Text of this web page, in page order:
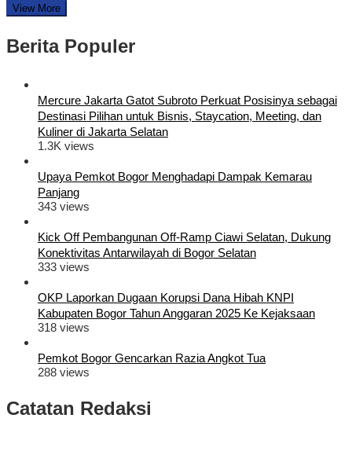
View More
Berita Populer
Mercure Jakarta Gatot Subroto Perkuat Posisinya sebagai
Destinasi Pilihan untuk Bisnis, Staycation, Meeting, dan
Kuliner di Jakarta Selatan
1.3K views
Upaya Pemkot Bogor Menghadapi Dampak Kemarau
Panjang
343 views
Kick Off Pembangunan Off-Ramp Ciawi Selatan, Dukung
Konektivitas Antarwilayah di Bogor Selatan
333 views
OKP Laporkan Dugaan Korupsi Dana Hibah KNPI
Kabupaten Bogor Tahun Anggaran 2025 Ke Kejaksaan
318 views
Pemkot Bogor Gencarkan Razia Angkot Tua
288 views
Catatan Redaksi